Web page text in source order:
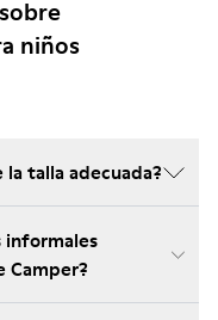
niños
talla adecuada?
informales
Camper?